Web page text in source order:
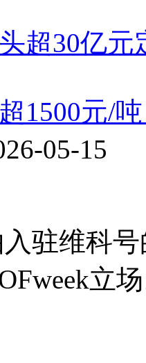
超30亿元
1500元/
05-15
驻维科
立